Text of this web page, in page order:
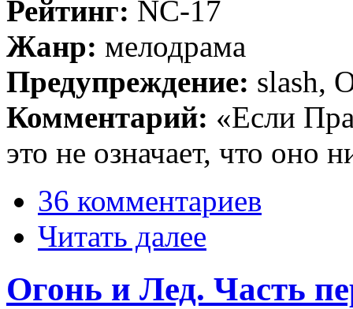
Рейтинг: NC-17
Жанр: мелодрама
Предупреждение: slash,
Комментарий: «Если
это не означает, что оно
36 комментариев
Читать далее
Огонь и Лед. Часть